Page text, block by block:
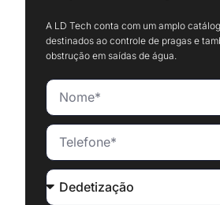
A LD Tech conta com um amplo
destinados ao controle de pragas e
obstrução em saídas de água.